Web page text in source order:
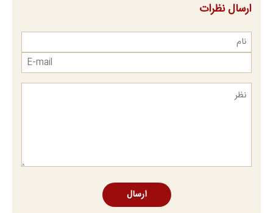
ارسال نظرات
ارسال